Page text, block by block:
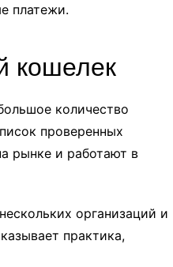
платежи.
кошелек
количество
проверенных
рынке и работают в
организаций и
практика,